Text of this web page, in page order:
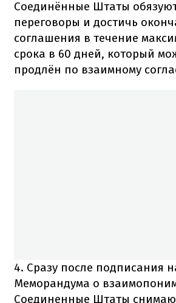
Соединённые Штаты
переговоры и достичь
соглашения в течение
срока в 60 дней, который
продлён по взаимному
4. Сразу после подписания
Меморандума о
Соединенные Штаты